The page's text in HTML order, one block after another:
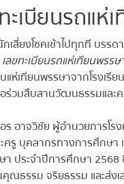
ะเบียนรถแ
สี่ยงโชคเข้าไปทุกที บรร
ขทะเบียนรถแห่เทียนพรรษา
เทียนพรรษาจากโรงเรี
วมสืบสานวัฒนธรรมและ
อาจวิชัย ผู้อำนวยการโ
รู บุคลากรทางการศึกษา
า ประจำปีการศึกษา
ธรรม จริยธรรม และส่ง